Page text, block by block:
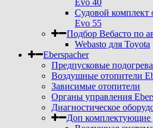
Судовой комплект
Evo 55
Подбор Вебасто по
Webasto для Toyota
Eberspacher
Предпусковые
Воздушные отопители
Зависимые отопители
Органы управления
Диагностическое
Доп комплектующие